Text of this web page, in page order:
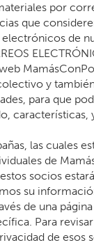
por
que
de
y
para que
características,
las cuales
de
socios
su
de una
Para
de